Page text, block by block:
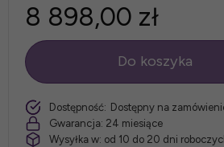
8 898,00 zł
szt.
Do koszyka
Dostępność: Dostępny na
Gwarancja: 24 miesiące
Wysyłka w: od 10 do 20 dni